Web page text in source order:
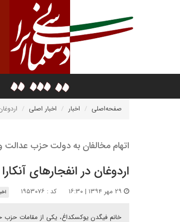
صفحه‌اصلی اخبار اخبار اصلی
اتهام مخالفان به دولت حزب عدالت
اردوغان در انفجارهای
کد : ۱۹۵۳۰۷۶
خانم فیگدن یوکسکداغ، یکی از مقامات حزب